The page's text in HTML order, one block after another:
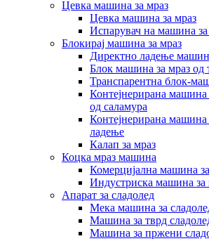
Цевка машина за мраз
Цевка машина за мраз
Испарувач на машина
Блокирај машина за мраз
Директно ладење
Блок машина за мраз од
Транспарентна блок-
Контејнерирана машина
од саламура
Контејнерирана машина
ладење
Калап за мраз
Коцка мраз машина
Комерцијална машина
Индустриска машина за
Апарат за сладолед
Мека машина за
Машина за тврд
Машина за пржени